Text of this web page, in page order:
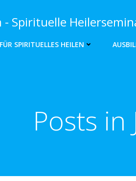
Spirituelle
SPIRITUELLES HEILEN
Posts in